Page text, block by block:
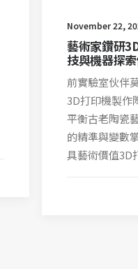
November 22,
藝術家鑽研
技與機器探
前實驗室伙伴
3D打印機製作
平衡古老陶瓷
的精準與變數
具藝術價值3D